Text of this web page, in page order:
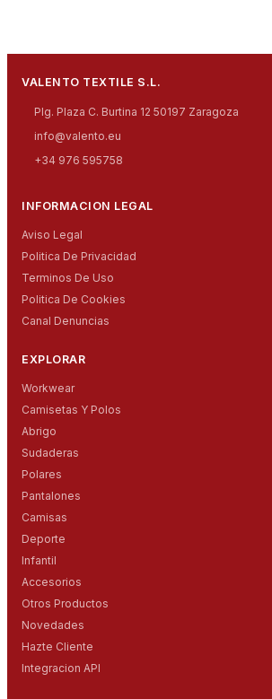
VALENTO TEXTILE S.L.
Plg. Plaza C. Burtina 12 50197 Zaragoza
info@valento.eu
+34 976 595758
INFORMACION LEGAL
Aviso Legal
Politica De Privacidad
Terminos De Uso
Politica De Cookies
Canal Denuncias
EXPLORAR
Workwear
Camisetas Y Polos
Abrigo
Sudaderas
Polares
Pantalones
Camisas
Deporte
Infantil
Accesorios
Otros Productos
Novedades
Hazte Cliente
Integracion API